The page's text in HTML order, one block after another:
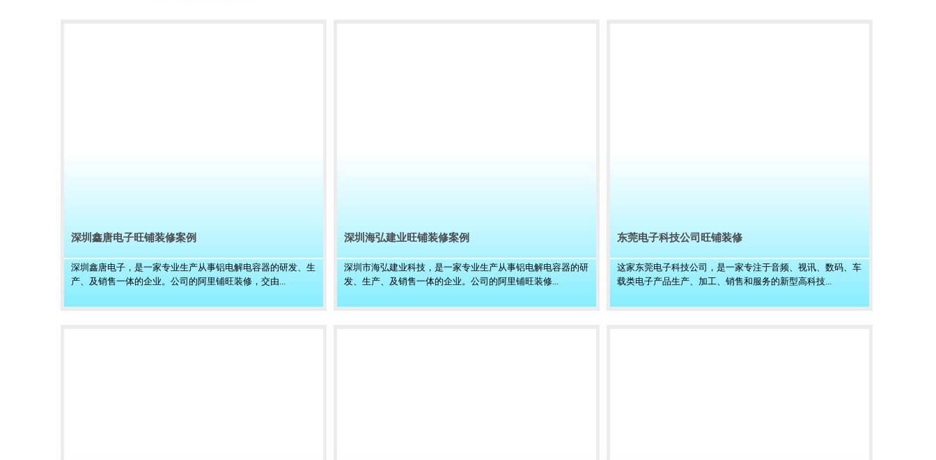
深圳鑫唐电子旺铺装修案例
深圳鑫唐电子，是一家专业生产从事铝电解电容器的研发、生
产、及销售一体的企业。公司的阿里铺旺装修，交由...
深圳海弘建业旺铺装修案例
深圳市海弘建业科技，是一家专业生产从事铝电解电容器的研
发、生产、及销售一体的企业。公司的阿里铺旺装修...
东莞电子科技公司旺铺装修
这家东莞电子科技公司，是一家专注于音频、视讯、数码、车
载类电子产品生产、加工、销售和服务的新型高科技...